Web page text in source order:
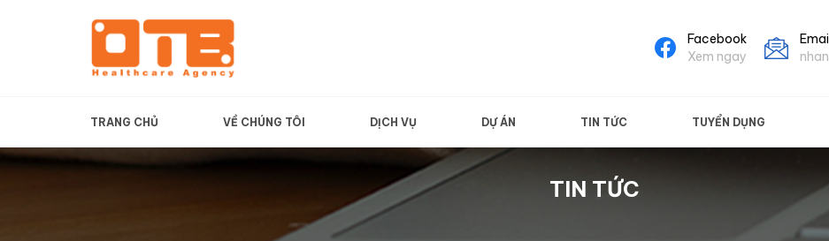
Facebook
Xem ngay
TRANG CHỦ VỀ CHÚNG TÔI DỊCH VỤ DỰ ÁN TIN TỨC TUYỂN DỤNG
TIN TỨC